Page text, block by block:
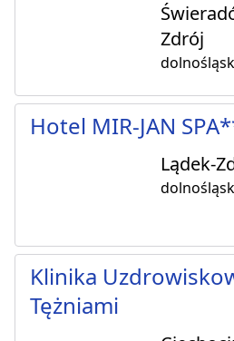
Zdrój
Hotel MIR-JAN
Lądek-
Klinika
Tężniami